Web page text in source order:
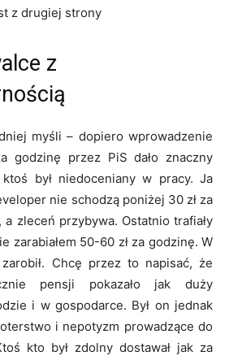
z drugiej strony
z
myśli – dopiero wprowadzenie
godzinę przez PiS dało znaczny
był niedoceniany w pracy. Ja
nie schodzą poniżej 30 zł za
zleceń przybywa. Ostatnio trafiały
zarabiałem 50-60 zł za godzinę. W
Chcę przez to napisać, że
pensji pokazało jak duży
i w gospodarce. Był on jednak
i nepotyzm prowadzące do
kto był zdolny dostawał jak za